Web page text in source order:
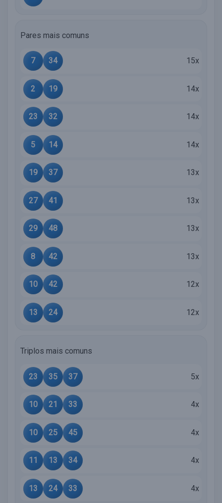
Pares mais comuns
7 34 15x
2 19 14x
23 32 14x
5 14 14x
19 37 13x
27 41 13x
29 48 13x
8 42 13x
10 42 12x
13 24 12x
Triplos mais comuns
23 35 37 5x
10 21 33 4x
10 25 45 4x
11 13 34 4x
13 24 33 4x